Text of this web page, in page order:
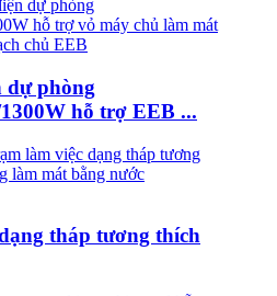
dự phòng
hỗ trợ EEB ...
tháp tương thích